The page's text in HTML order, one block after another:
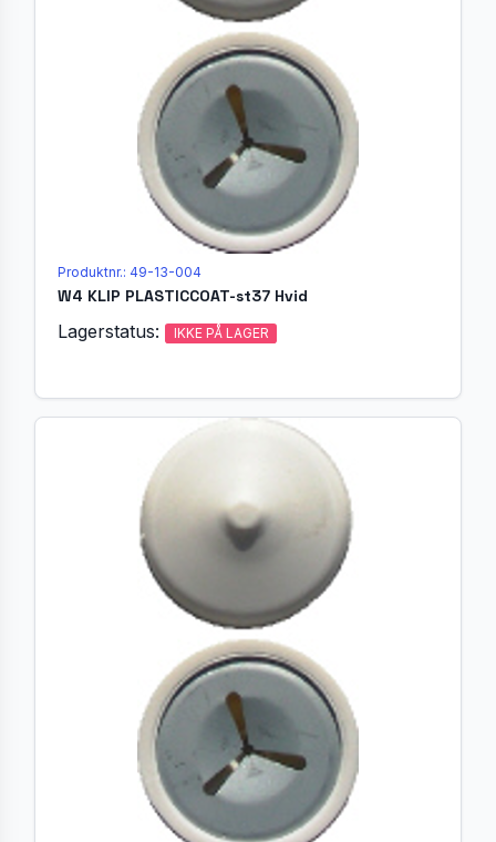
Produktnr.: 49-13-004
W4 KLIP PLASTICCOAT-st37 Hvid
Lagerstatus: IKKE PÅ LAGER